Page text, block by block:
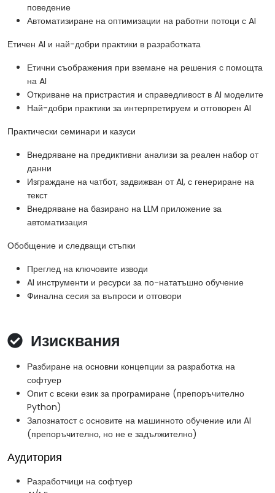
поведение
Автоматизиране на оптимизации на работни потоци с AI
Етичен AI и най-добри практики в разработката
Етични съображения при вземане на решения с помощта
на AI
Откриване на пристрастия и справедливост в AI моделите
Най-добри практики за интерпретируем и отговорен AI
Практически семинари и казуси
Внедряване на предиктивни анализи за реален набор от
данни
Изграждане на чатбот, задвижван от AI, с генериране на
текст
Внедряване на базирано на LLM приложение за
автоматизация
Обобщение и следващи стъпки
Преглед на ключовите изводи
AI инструменти и ресурси за по-нататъшно обучение
Финална сесия за въпроси и отговори
Изисквания
Разбиране на основни концепции за разработка на
софтуер
Опит с всеки език за програмиране (препоръчително
Python)
Запознатост с основите на машинното обучение или AI
(препоръчително, но не е задължително)
Аудитория
Разработчици на софтуер